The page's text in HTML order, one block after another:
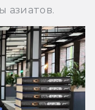
азиатов.